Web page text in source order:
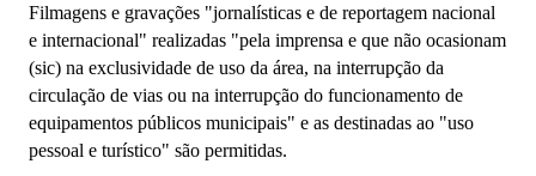
Filmagens e gravações "jornalísticas e de reportagem nacional
e internacional" realizadas "pela imprensa e que não ocasionam
(sic) na exclusividade de uso da área, na interrupção da
circulação de vias ou na interrupção do funcionamento de
equipamentos públicos municipais" e as destinadas ao "uso
pessoal e turístico" são permitidas.